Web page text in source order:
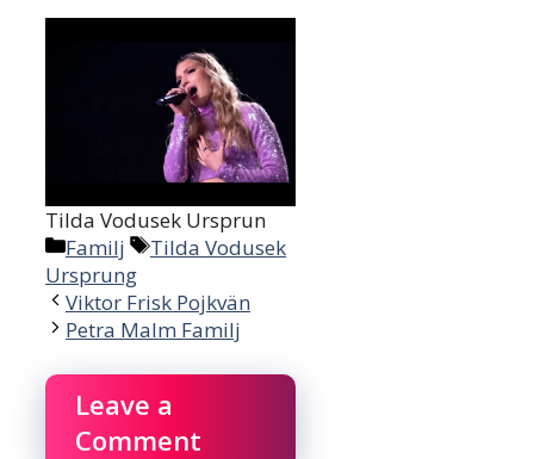
Tilda Vodusek Ursprun
Categories
Familj Tags
Tilda Vodusek
Ursprung
Viktor Frisk Pojkvän
Petra Malm Familj
Leave a
Comment